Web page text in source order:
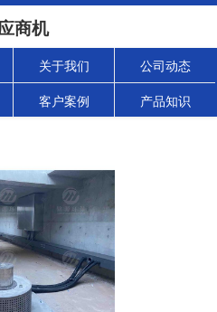
商机
关于我们 公司动态
客户案例 产品知识